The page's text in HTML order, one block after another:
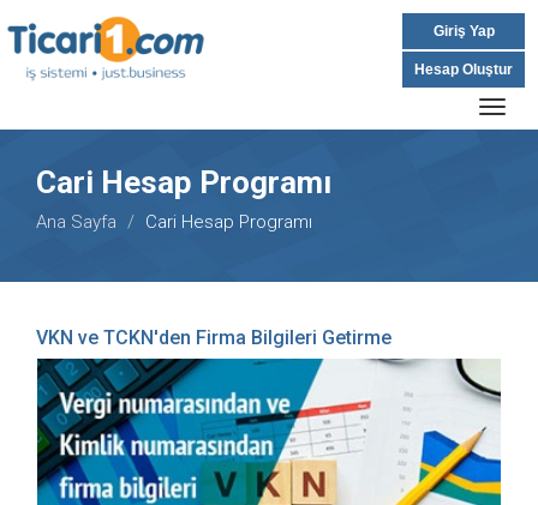
Cari Hesap Programı
Ana Sayfa Cari Hesap Programı
VKN ve TCKN'den Firma Bilgileri Getirme
Giriş Yap
Hesap Oluştur